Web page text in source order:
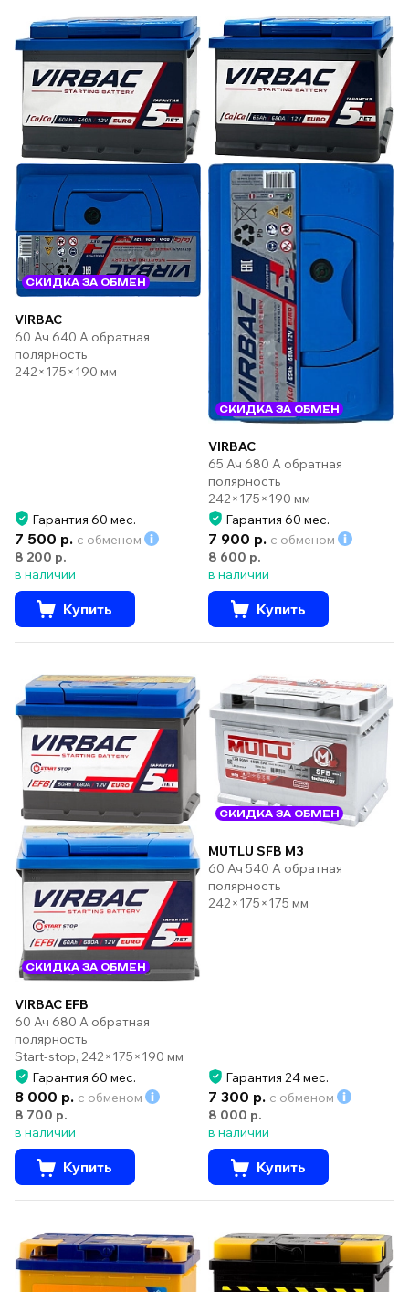
СКИДКА ЗА ОБМЕН
VIRBAC
60 Ач 640 А обратная
полярность
242×175×190 мм
Гарантия 60 мес.
7 500 р. с обменом
8 200 р.
в наличии
Купить
СКИДКА ЗА ОБМЕН
VIRBAC
65 Ач 680 А обратная
полярность
242×175×190 мм
Гарантия 60 мес.
7 900 р. с обменом
8 600 р.
в наличии
Купить
СКИДКА ЗА ОБМЕН
VIRBAC EFB
60 Ач 680 А обратная
полярность
Start-stop, 242×175×190 мм
Гарантия 60 мес.
8 000 р. с обменом
8 700 р.
в наличии
Купить
СКИДКА ЗА ОБМЕН
MUTLU SFB M3
60 Ач 540 А обратная
полярность
242×175×175 мм
Гарантия 24 мес.
7 300 р. с обменом
8 000 р.
в наличии
Купить